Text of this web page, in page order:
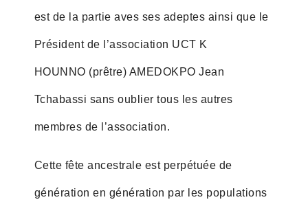
est de la partie aves ses adeptes ainsi que le
Président de l’association UCT K
HOUNNO (prêtre) AMEDOKPO Jean
Tchabassi sans oublier tous les autres
membres de l’association.
Cette fête ancestrale est perpétuée de
génération en génération par les populations